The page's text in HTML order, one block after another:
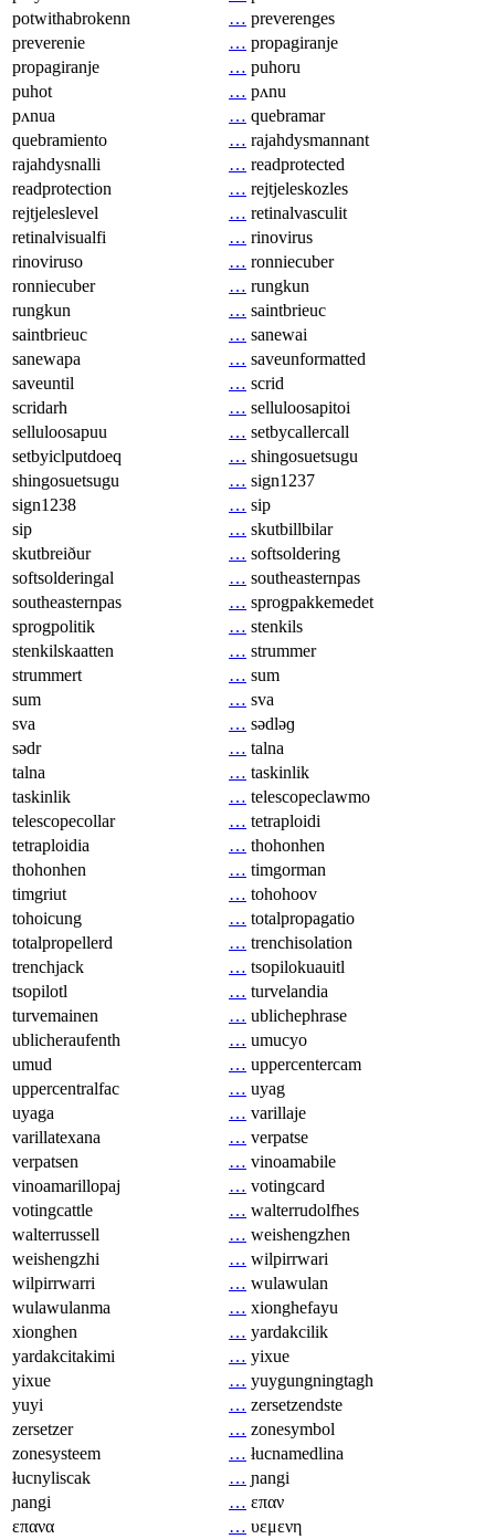
potwithabrokenn
… preverenges
preverenie
… propagiranje
propagiranje
… puhoru
puhot
… pʌnu
pʌnua
… quebramar
quebramiento
… rajahdysmannant
rajahdysnalli
… readprotected
readprotection
… rejtjeleskozles
rejtjeleslevel
… retinalvasculit
retinalvisualfi
… rinovirus
rinoviruso
… ronniecuber
ronniecuber
… rungkun
rungkun
… saintbrieuc
saintbrieuc
… sanewai
sanewapa
… saveunformatted
saveuntil
… scrid
scridarh
… selluloosapitoi
selluloosapuu
… setbycallercall
setbyiclputdoeq
… shingosuetsugu
shingosuetsugu
… sign1237
sign1238
… sip
sip
… skutbillbilar
skutbreiður
… softsoldering
softsolderingal
… southeasternpas
southeasternpas
… sprogpakkemedet
sprogpolitik
… stenkils
stenkilskaatten
… strummer
strummert
… sum
sum
… sva
sva
… sədləɡ
sədr
… talna
talna
… taskinlik
taskinlik
… telescopeclawmo
telescopecollar
… tetraploidi
tetraploidia
… thohonhen
thohonhen
… timgorman
timgriut
… tohohoov
tohoicung
… totalpropagatio
totalpropellerd
… trenchisolation
trenchjack
… tsopilokuauitl
tsopilotl
… turvelandia
turvemainen
… ublichephrase
ublicheraufenth
… umucyo
umud
… uppercentercam
uppercentralfac
… uyag
uyaga
… varillaje
varillatexana
… verpatse
verpatsen
… vinoamabile
vinoamarillopaj
… votingcard
votingcattle
… walterrudolfhes
walterrussell
… weishengzhen
weishengzhi
… wilpirrwari
wilpirrwarri
… wulawulan
wulawulanma
… xionghefayu
xionghen
… yardakcilik
yardakcitakimi
… yixue
yixue
… yuygungningtagh
yuyi
… zersetzendste
zersetzer
… zonesymbol
zonesysteem
… łucnamedlina
łucnyliscak
… ɲangi
ɲangi
… επαν
επανα
… υεμενη